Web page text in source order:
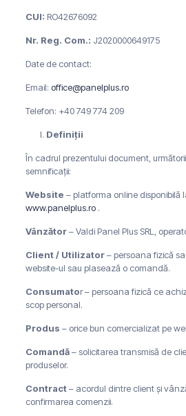
CUI: RO42676092
Nr. Reg. Com.: J2020000649175
Date de contact:
Email: office@panelplus.ro
Telefon: +40 749 774 209
Definiții
În cadrul prezentului document,
semnificații:
Website – platforma online disponibilă
www.panelplus.ro.
Vânzător– Valdi Panel Plus SRL,
Client / Utilizator– persoana fizică
website-ul sau plasează o comandă.
Consumator – persoana fizică ce
scop personal.
Produs – orice bun comercializat pe
Comandă– solicitarea transmisă de
produselor.
Contract– acordul dintre client și
confirmarea comenzii.